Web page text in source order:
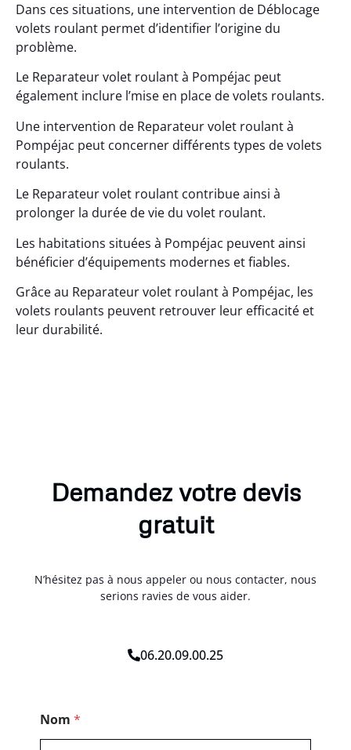
Dans ces situations, une intervention de Déblocage
volets roulant permet d’identifier l’origine du
problème.
Le Reparateur volet roulant à Pompéjac peut
également inclure l’mise en place de volets roulants.
Une intervention de Reparateur volet roulant à
Pompéjac peut concerner différents types de volets
roulants.
Le Reparateur volet roulant contribue ainsi à
prolonger la durée de vie du volet roulant.
Les habitations situées à Pompéjac peuvent ainsi
bénéficier d’équipements modernes et fiables.
Grâce au Reparateur volet roulant à Pompéjac, les
volets roulants peuvent retrouver leur efficacité et
leur durabilité.
Demandez votre devis
gratuit
N’hésitez pas à nous appeler ou nous contacter, nous
serions ravies de vous aider.
06.20.09.00.25
Nom *